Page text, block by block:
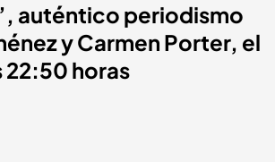
auténtico periodismo
y Carmen Porter, el
22:50 horas